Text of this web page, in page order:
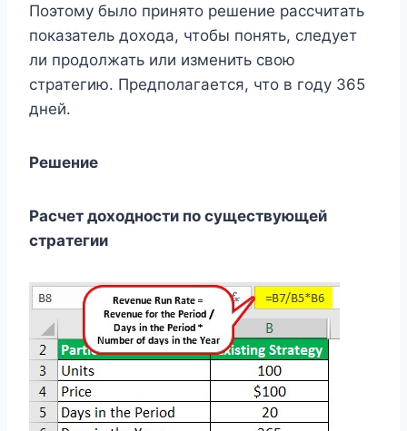
Поэтому было принято решение рассчитать
показатель дохода, чтобы понять, следует
ли продолжать или изменить свою
стратегию. Предполагается, что в году 365
дней.
Решение
Расчет доходности по существующей
стратегии